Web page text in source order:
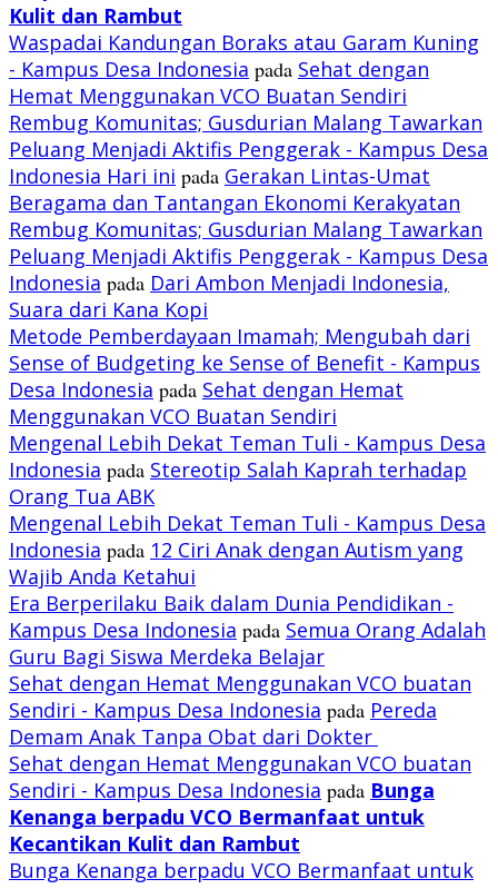
Kulit dan Rambut
Waspadai Kandungan Boraks atau Garam Kuning
- Kampus Desa Indonesia pada Sehat dengan
Hemat Menggunakan VCO Buatan Sendiri
Rembug Komunitas; Gusdurian Malang Tawarkan
Peluang Menjadi Aktifis Penggerak - Kampus Desa
Indonesia Hari ini pada Gerakan Lintas-Umat
Beragama dan Tantangan Ekonomi Kerakyatan
Rembug Komunitas; Gusdurian Malang Tawarkan
Peluang Menjadi Aktifis Penggerak - Kampus Desa
Indonesia pada Dari Ambon Menjadi Indonesia,
Suara dari Kana Kopi
Metode Pemberdayaan Imamah; Mengubah dari
Sense of Budgeting ke Sense of Benefit - Kampus
Desa Indonesia pada Sehat dengan Hemat
Menggunakan VCO Buatan Sendiri
Mengenal Lebih Dekat Teman Tuli - Kampus Desa
Indonesia pada Stereotip Salah Kaprah terhadap
Orang Tua ABK
Mengenal Lebih Dekat Teman Tuli - Kampus Desa
Indonesia pada 12 Ciri Anak dengan Autism yang
Wajib Anda Ketahui
Era Berperilaku Baik dalam Dunia Pendidikan -
Kampus Desa Indonesia pada Semua Orang Adalah
Guru Bagi Siswa Merdeka Belajar
Sehat dengan Hemat Menggunakan VCO buatan
Sendiri - Kampus Desa Indonesia pada Pereda
Demam Anak Tanpa Obat dari Dokter
Sehat dengan Hemat Menggunakan VCO buatan
Sendiri - Kampus Desa Indonesia pada Bunga
Kenanga berpadu VCO Bermanfaat untuk
Kecantikan Kulit dan Rambut
Bunga Kenanga berpadu VCO Bermanfaat untuk